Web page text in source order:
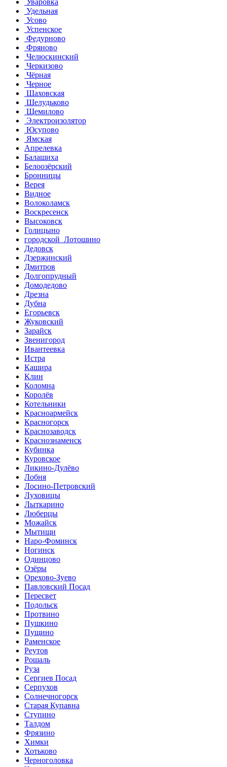
Уваровка
Удельная
Усово
Успенское
Федурново
Фряново
Челюскинский
Черкизово
Чёрная
Черное
Шаховская
Шелудьково
Щемилово
Электроизолятор
Юсупово
Ямская
Апрелевка
Балашиха
Белоозёрский
Бронницы
Верея
Видное
Волоколамск
Воскресенск
Высоковск
Голицыно
городской Лотошино
Дедовск
Дзержинский
Дмитров
Долгопрудный
Домодедово
Дрезна
Дубна
Егорьевск
Жуковский
Зарайск
Звенигород
Ивантеевка
Истра
Кашира
Клин
Коломна
Королёв
Котельники
Красноармейск
Красногорск
Краснозаводск
Краснознаменск
Кубинка
Куровское
Ликино-Дулёво
Лобня
Лосино-Петровский
Луховицы
Лыткарино
Люберцы
Можайск
Мытищи
Наро-Фоминск
Ногинск
Одинцово
Озёры
Орехово-Зуево
Павловский Посад
Пересвет
Подольск
Протвино
Пушкино
Пущино
Раменское
Реутов
Рошаль
Руза
Сергиев Посад
Серпухов
Солнечногорск
Старая Купавна
Ступино
Талдом
Фрязино
Химки
Хотьково
Черноголовка